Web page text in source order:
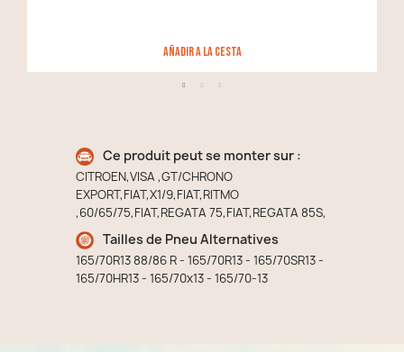
añadir a la cesta
Ce produit peut se monter sur :
CITROEN,VISA ,GT/CHRONO
EXPORT,FIAT,X1/9,FIAT,RITMO
,60/65/75,FIAT,REGATA 75,FIAT,REGATA 85S,
Tailles de Pneu Alternatives
165/70R13 88/86 R - 165/70R13 - 165/70SR13 -
165/70HR13 - 165/70x13 - 165/70-13